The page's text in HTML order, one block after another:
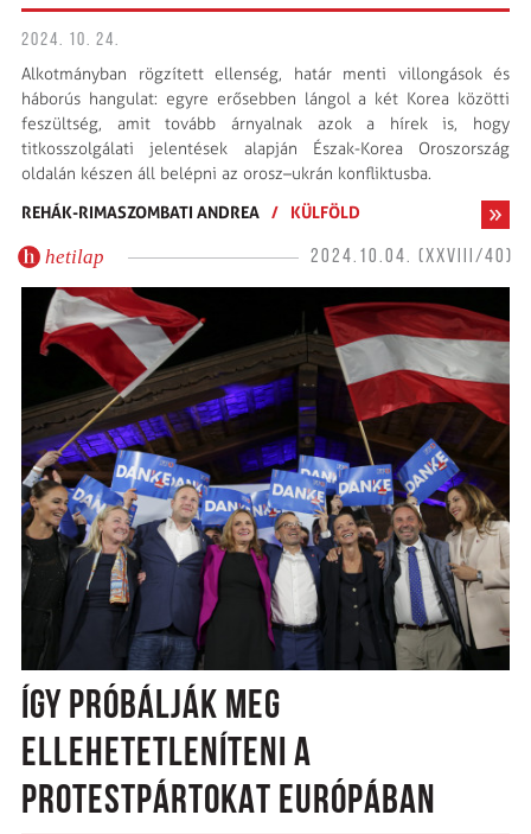
2024. 10. 24.
Alkotmányban rögzített ellenség, határ menti villongások és
háborús hangulat: egyre erősebben lángol a két Korea közötti
feszültség, amit tovább árnyalnak azok a hírek is, hogy
titkosszolgálati jelentések alapján Észak-Korea Oroszország
oldalán készen áll belépni az orosz–ukrán konfliktusba.
REHÁK-RIMASZOMBATI ANDREA / KÜLFÖLD
hetilap 2024.10.04. (XXVIII/40)
ÍGY PRÓBÁLJÁK MEG
ELLEHETETLENÍTENI A
PROTESTPÁRTOKAT EURÓPÁBAN